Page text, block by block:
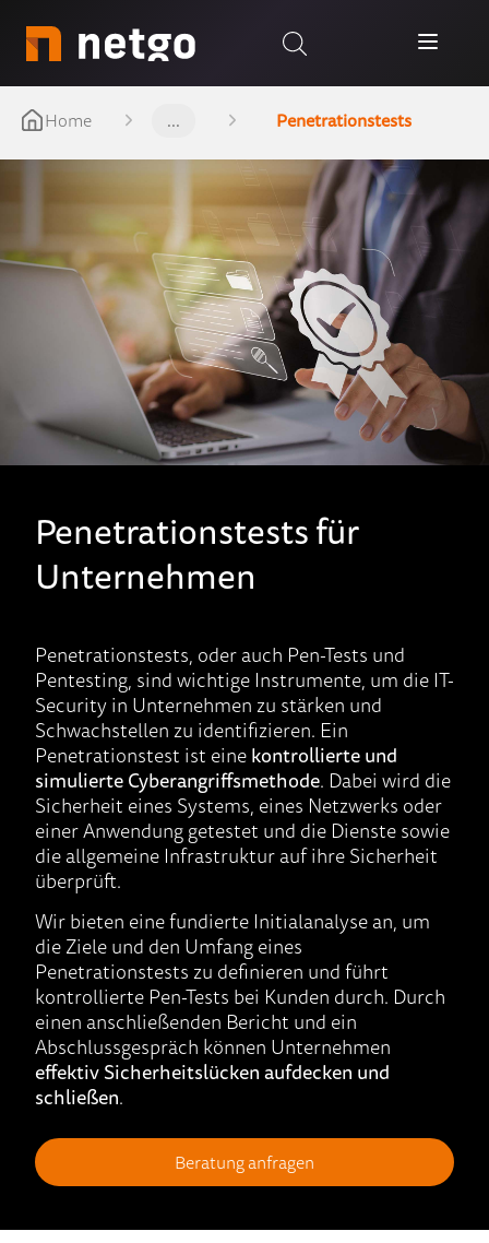
Home ... Penetrationstests
Penetrationstests für
Unternehmen
Penetrationstests, oder auch Pen-Tests und
Pentesting, sind wichtige Instrumente, um die IT-
Security in Unternehmen zu stärken und
Schwachstellen zu identifizieren. Ein
Penetrationstest ist einekontrollierte und
simulierte Cyberangriffsmethode. Dabei wird die
Sicherheit eines Systems, eines Netzwerks oder
einer Anwendung getestet und die Dienste sowie
die allgemeine Infrastruktur auf ihre Sicherheit
überprüft.
Wir bieten eine fundierte Initialanalyse an, um
die Ziele und den Umfang eines
Penetrationstests zu definieren und führt
kontrollierte Pen-Tests bei Kunden durch. Durch
einen anschließenden Bericht und ein
Abschlussgespräch können Unternehmen
effektiv Sicherheitslücken aufdecken und
schließen.
Beratung anfragen